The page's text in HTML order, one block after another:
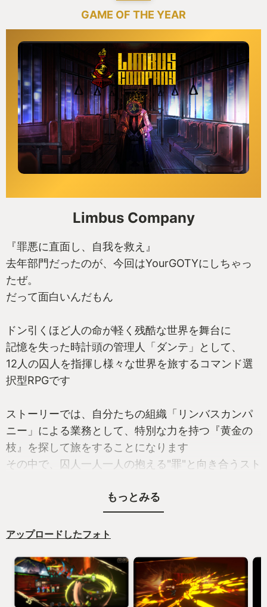
GAME OF THE YEAR
Limbus Company
『罪悪に直面し、自我を救え』
去年部門だったのが、今回はYourGOTYにしちゃっ
たぜ。
だって面白いんだもん
ドン引くほど人の命が軽く残酷な世界を舞台に
記憶を失った時計頭の管理人「ダンテ」として、
12人の囚人を指揮し様々な世界を旅するコマンド選
択型RPGです
ストーリーでは、自分たちの組織「リンバスカンパ
ニー」による業務として、特別な力を持つ『黄金の
枝』を探して旅をすることになります
その中で、囚人一人一人の抱える"罪"と向き合うスト
ある者は復讐と、ある者は恋と、ある者は夢と、ｴﾄｾ
残酷で容赦なく、でも時々笑っちゃうほどくだらな
でも時に数日寝込むほどマジ辛ェ話だったりと…
どれも丁寧に作り込まれていて、12人全員が好きに
なれるようなお話です。
もっとみる
アップロードしたフォト